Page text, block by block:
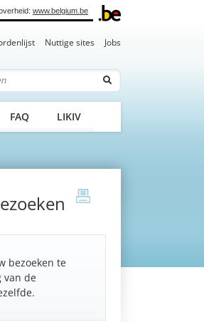
www.belgium.be
Nuttige sites Jobs
Zoeken
FAQ LIKIV
print
bezoeken te
van de